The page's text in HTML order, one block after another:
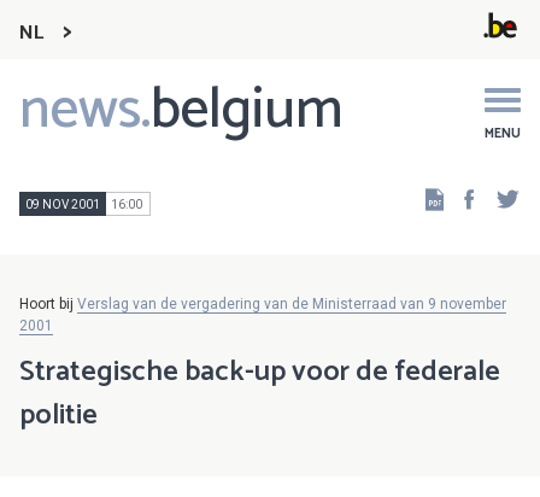
NL
news.belgium MENU
Main
navigation
09 NOV 2001 16:00
Hoort bij Verslag van de vergadering van de Ministerraad van 9 november
2001
Strategische back-up voor de federale
politie